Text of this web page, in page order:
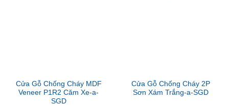
Cửa Gỗ Chống Cháy MDF
Veneer P1R2 Căm Xe-a-
SGD
Cửa Gỗ Chống Cháy 2P
Sơn Xám Trắng-a-SGD